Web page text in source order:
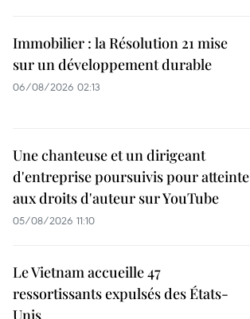
Immobilier : la Résolution 21 mise
sur un développement durable
06/08/2026 02:13
Une chanteuse et un dirigeant
d'entreprise poursuivis pour atteinte
aux droits d'auteur sur YouTube
05/08/2026 11:10
Le Vietnam accueille 47
ressortissants expulsés des États-
Unis